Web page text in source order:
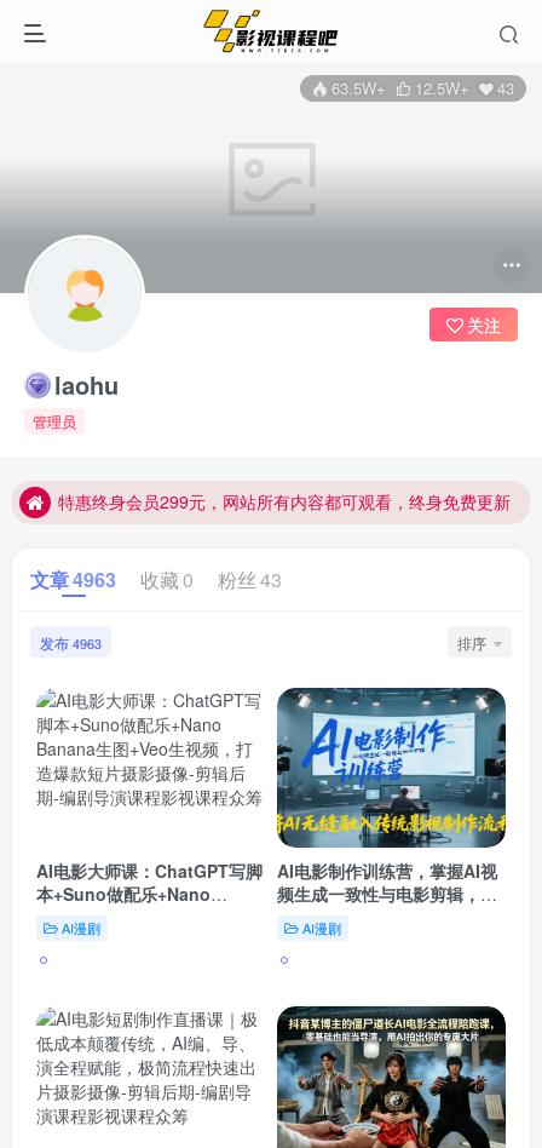
63.5W+ 12.5W+ 43
laohu
管理员
关注
特惠终身会员299元，网站所有内容都可观看，终身免费更新
特惠终身会员299元，网站所有内容都可观看，终身免费更新
文章4963 收藏 0 粉丝43
发布 4963 排序
AI电影大师课：ChatGPT写脚
本+Suno做配乐+Nano
Banana生图+Veo生视频，打
造爆款短片
AI漫剧
AI电影制作训练营，掌握AI视
频生成一致性与电影剪辑，将
AI无缝融入传统影视制作流程
AI漫剧